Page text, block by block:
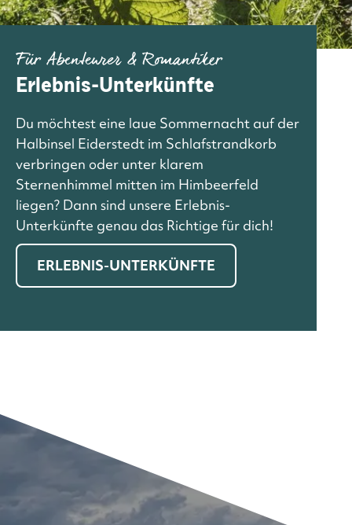
Für Abenteurer & Romantiker
Erlebnis-Unterkünfte
Du möchtest eine laue Sommernacht auf der
Halbinsel Eiderstedt im Schlafstrandkorb
verbringen oder unter klarem
Sternenhimmel mitten im Himbeerfeld
liegen? Dann sind unsere Erlebnis-
Unterkünfte genau das Richtige für dich!
ERLEBNIS-UNTERKÜNFTE